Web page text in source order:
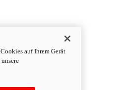
auf Ihrem Gerät